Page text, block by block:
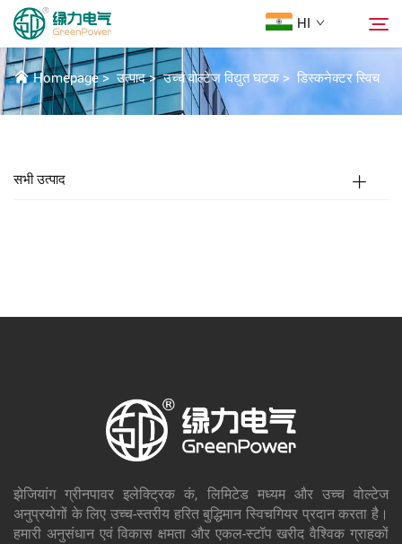
HI
उत्पाद
डिस्कनेक्टर स्विच
Homepage>उत्पाद>उच्च वोल्टेज विद्युत घटक> डिस्कनेक्टर स्विच
सभी उत्पाद
झेजियांग ग्रीनपावर इलेक्ट्रिक कं, लिमिटेड मध्यम और उच्च वोल्टेज
अनुप्रयोगों के लिए उच्च-स्तरीय हरित बुद्धिमान स्विचगियर प्रदान करता है।
हमारी अनुसंधान एवं विकास क्षमता और एकल-स्टॉप खरीद वैश्विक ग्राहकों